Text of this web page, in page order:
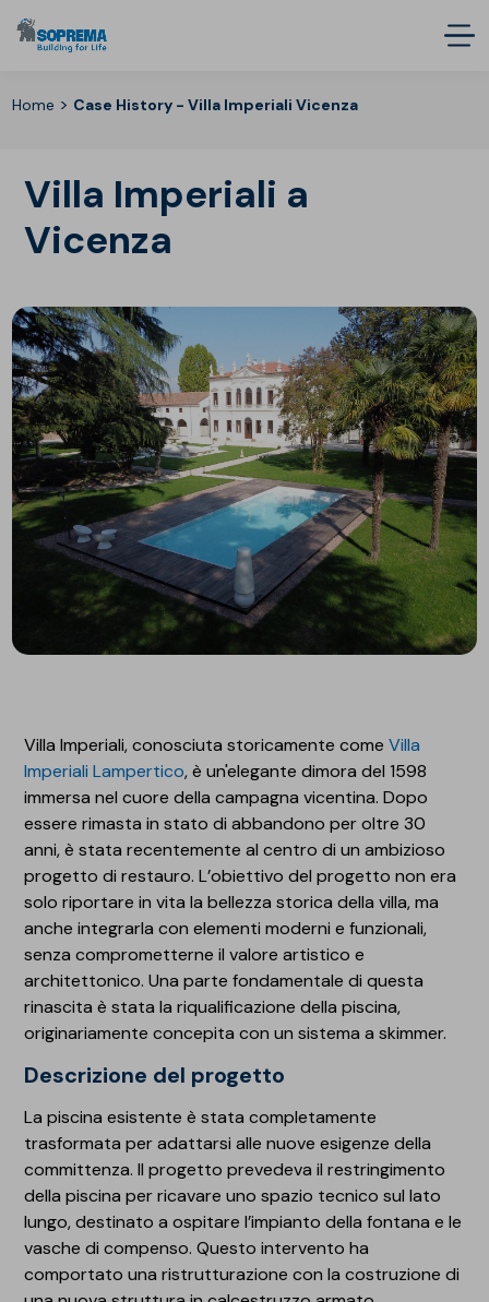
Home > Case History - Villa Imperiali Vicenza
Villa Imperiali a
Vicenza
Villa Imperiali, conosciuta storicamente comeVilla
Imperiali Lampertico, è un'elegante dimora del 1598
immersa nel cuore della campagna vicentina. Dopo
essere rimasta in stato di abbandono per oltre 30
anni, è stata recentemente al centro di un ambizioso
progetto di restauro. L’obiettivo del progetto non era
solo riportare in vita la bellezza storica della villa, ma
anche integrarla con elementi moderni e funzionali,
senza comprometterne il valore artistico e
architettonico. Una parte fondamentale di questa
rinascita è stata la riqualificazione della piscina,
originariamente concepita con un sistema a skimmer.
Descrizione del progetto
La piscina esistente è stata completamente
trasformata per adattarsi alle nuove esigenze della
committenza. Il progetto prevedeva il restringimento
della piscina per ricavare uno spazio tecnico sul lato
lungo, destinato a ospitare l’impianto della fontana e le
vasche di compenso. Questo intervento ha
comportato una ristrutturazione con la costruzione di